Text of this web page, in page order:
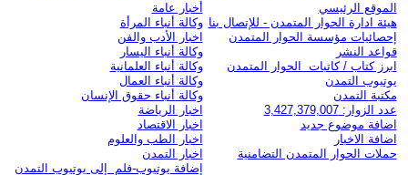
الموقع الرئيسي
هيئة ادارة الحوار المتمدن - للإتصال بنا
إحصائيات مؤسسة الحوار المتمدن
قواعد النشر
ابرز كتاب / كاتبات الحوار المتمدن
يوتيوب التمدن
مكتبة التمدن
عدد الزوار: 3,427,379,007
اضافة موضوع جديد
اضافة الاخبار
حملات الحوار المتمدن التضامنية
أخبار عامة
وكالة أنباء المرأة
اخبار الأدب والفن
وكالة أنباء اليسار
وكالة أنباء العلمانية
وكالة أنباء العمال
وكالة أنباء حقوق الإنسان
اخبار الرياضة
اخبار الاقتصاد
اخبار الطب والعلوم
اخبار التمدن
إضافة يوتيوب-فلم إلى يوتيوب التمدن